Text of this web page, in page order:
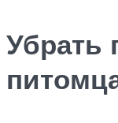
Убрать